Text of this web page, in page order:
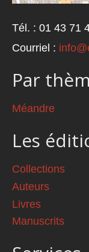
Tél. : 01 43 71
Courriel :
Par
Méandre
Les
Collections
Auteurs
Livres
Manuscrits